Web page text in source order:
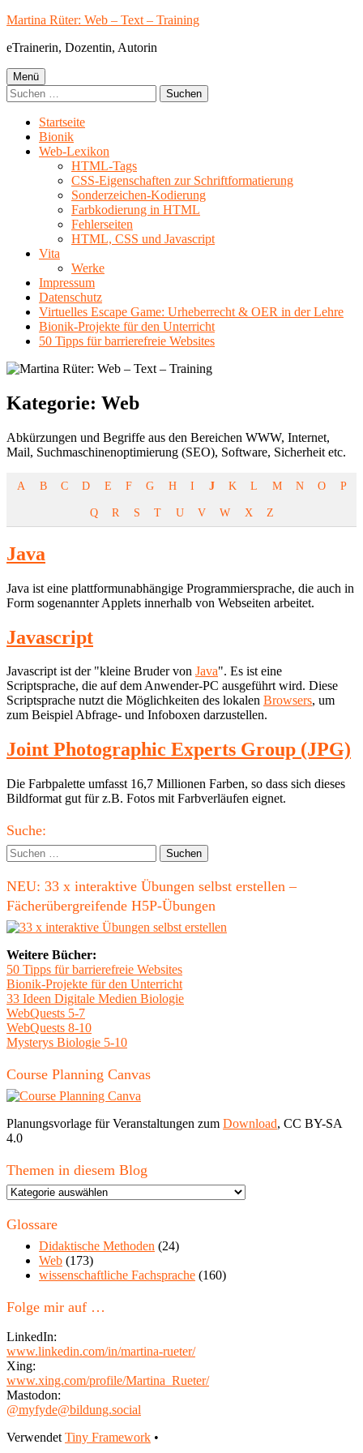
Springe
Inhalt
Martina Rüter: Web – Text – Training
eTrainerin, Dozentin, Autorin
Primäres
Menü
Menü
Suchen
nach:
Startseite
Bionik
Web-Lexikon
HTML-Tags
CSS-Eigenschaften zur Schriftformatierung
Sonderzeichen-Kodierung
Farbkodierung in HTML
Fehlerseiten
HTML, CSS und Javascript
Vita
Werke
Impressum
Datenschutz
Virtuelles Escape Game: Urheberrecht & OER in der Lehre
Bionik-Projekte für den Unterricht
50 Tipps für barrierefreie Websites
Kategorie: Web
Abkürzungen und Begriffe aus den Bereichen WWW, Internet,
Mail, Suchmaschinenoptimierung (SEO), Software, Sicherheit etc.
A B C D E F G H I J K L M N O P
Q R S T U V W X Z
Java
Java ist eine plattformunabhängige Programmiersprache, die auch in
Form sogenannter Applets innerhalb von Webseiten arbeitet.
Javascript
Javascript ist der "kleine Bruder von Java". Es ist eine
Scriptsprache, die auf dem Anwender-PC ausgeführt wird. Diese
Scriptsprache nutzt die Möglichkeiten des lokalen Browsers, um
zum Beispiel Abfrage- und Infoboxen darzustellen.
Joint Photographic Experts Group (JPG)
Die Farbpalette umfasst 16,7 Millionen Farben, so dass sich dieses
Bildformat gut für z.B. Fotos mit Farbverläufen eignet.
Haupt-
Seitenleiste
Suche:
Suchen
nach:
NEU: 33 x interaktive Übungen selbst erstellen –
Fächerübergreifende H5P-Übungen
Weitere Bücher:
50 Tipps für barrierefreie Websites
Bionik-Projekte für den Unterricht
33 Ideen Digitale Medien Biologie
WebQuests 5-7
WebQuests 8-10
Mysterys Biologie 5-10
Course Planning Canvas
Planungsvorlage für Veranstaltungen zum Download, CC BY-SA
4.0
Themen in diesem Blog
Themen
diesem
Glossare
Didaktische Methoden (24)
Web (173)
wissenschaftliche Fachsprache (160)
Folge mir auf …
LinkedIn:
www.linkedin.com/in/martina-rueter/
Xing:
www.xing.com/profile/Martina_Rueter/
Mastodon:
@myfyde@bildung.social
Footer
Verwendet Tiny Framework •